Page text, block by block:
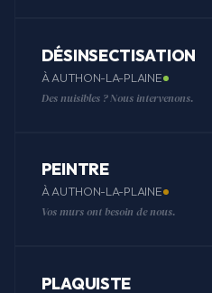
DÉSINSECTISATION
À AUTHON-LA-PLAINE
Des nuisibles ? Nous intervenons.
PEINTRE
À AUTHON-LA-PLAINE
Vos murs ont besoin de nous.
PLAQUISTE